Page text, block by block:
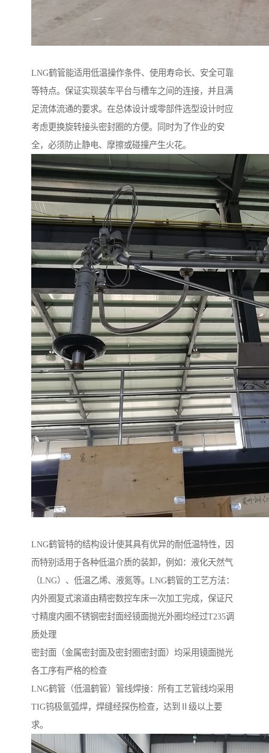
LNG鹤管能适用低温操作条件、使用寿命长、安全可靠
等特点。保证实现装车平台与槽车之间的连接，并且满
足流体流通的要求。在总体设计或零部件选型设计时应
考虑更换旋转接头密封圈的方便。同时为了作业的安
全，必须防止静电、摩擦或碰撞产生火花。
LNG鹤管特的结构设计使其具有优异的耐低温特性，因
而特别适用于各种低温介质的装卸，例如：液化天然气
（LNG）、低温乙烯、液氮等。LNG鹤管的工艺方法：
内外圈复式滚道由精密数控车床一次加工完成，保证尺
寸精度内圈不锈钢密封面经镜面抛光外圈均经过T235调
质处理
密封面（金属密封面及密封圈密封面）均采用镜面抛光
各工序有严格的检查
LNG鹤管（低温鹤管）管线焊接：所有工艺管线均采用
TIG钨极氩弧焊，焊缝经探伤检查，达到Ⅱ级以上要
求。